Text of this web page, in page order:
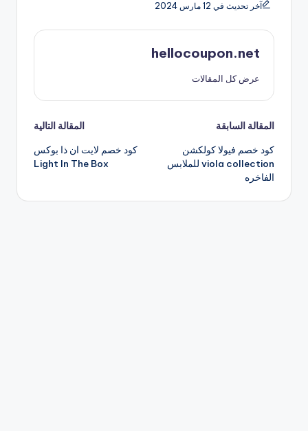
آخر تحديث في 12 مارس 2024
hellocoupon.net
عرض كل المقالات
تصفّح
المقالات
المقالة السابقة
كود خصم فيولا كولكشن
viola collection للملابس
الفاخره
المقالة التالية
كود خصم لايت ان ذا بوكس
Light In The Box